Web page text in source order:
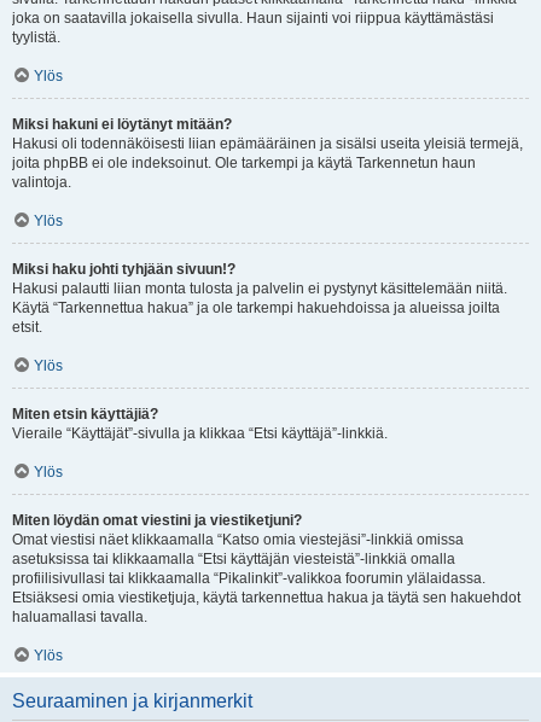
joka on saatavilla jokaisella sivulla. Haun sijainti voi riippua käyttämästäsi
tyylistä.
Ylös
Miksi hakuni ei löytänyt mitään?
Hakusi oli todennäköisesti liian epämääräinen ja sisälsi useita yleisiä termejä,
joita phpBB ei ole indeksoinut. Ole tarkempi ja käytä Tarkennetun haun
valintoja.
Ylös
Miksi haku johti tyhjään sivuun!?
Hakusi palautti liian monta tulosta ja palvelin ei pystynyt käsittelemään niitä.
Käytä “Tarkennettua hakua” ja ole tarkempi hakuehdoissa ja alueissa joilta
etsit.
Ylös
Miten etsin käyttäjiä?
Vieraile “Käyttäjät”-sivulla ja klikkaa “Etsi käyttäjä”-linkkiä.
Ylös
Miten löydän omat viestini ja viestiketjuni?
Omat viestisi näet klikkaamalla “Katso omia viestejäsi”-linkkiä omissa
asetuksissa tai klikkaamalla “Etsi käyttäjän viesteistä”-linkkiä omalla
profiilisivullasi tai klikkaamalla “Pikalinkit”-valikkoa foorumin ylälaidassa.
Etsiäksesi omia viestiketjuja, käytä tarkennettua hakua ja täytä sen hakuehdot
haluamallasi tavalla.
Ylös
Seuraaminen ja kirjanmerkit